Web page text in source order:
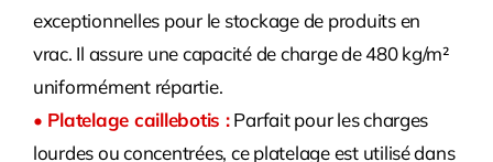
exceptionnelles pour le stockage de produits en
vrac. Il assure une capacité de charge de 480 kg/m²
uniformément répartie.
• Platelage caillebotis :Parfait pour les charges
lourdes ou concentrées, ce platelage est utilisé dans